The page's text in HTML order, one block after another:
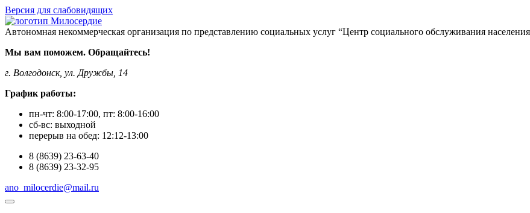
Версия для слабовидящих
Автономная некоммерческая организация по представлению социальных услуг “Центр социального обслуживания
Мы вам поможем. Обращайтесь!
г. Волгодонск, ул. Дружбы, 14
График работы:
пн-чт: 8:00-17:00, пт: 8:00-16:00
сб-вс: выходной
перерыв на обед: 12:12-13:00
8 (8639) 23-63-40
8 (8639) 23-32-95
ano_milocerdie@mail.ru